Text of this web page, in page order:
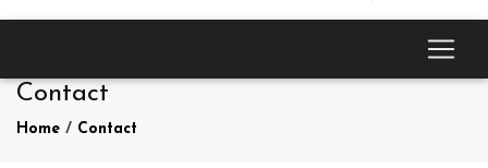
Contact
Home / Contact